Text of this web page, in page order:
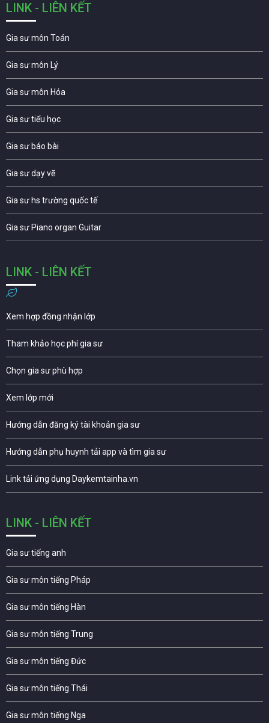
LINK - LIÊN KẾT
Gia sư môn Toán
Gia sư môn Lý
Gia sư môn Hóa
Gia sư tiểu học
Gia sư báo bài
Gia sư dạy vẽ
Gia sư hs trường quốc tế
Gia sư Piano organ Guitar
LINK - LIÊN KẾT
Xem hợp đồng nhận lớp
Tham khảo học phí gia sư
Chọn gia sư phù hợp
Xem lớp mới
Hướng dẫn đăng ký tài khoản gia sư
Hướng dẫn phụ huynh tải app và tìm gia sư
Link tải ứng dụng Daykemtainha.vn
LINK - LIÊN KẾT
Gia sư tiếng anh
Gia sư môn tiếng Pháp
Gia sư môn tiếng Hàn
Gia sư môn tiếng Trung
Gia sư môn tiếng Đức
Gia sư môn tiếng Thái
Gia sư môn tiếng Nga